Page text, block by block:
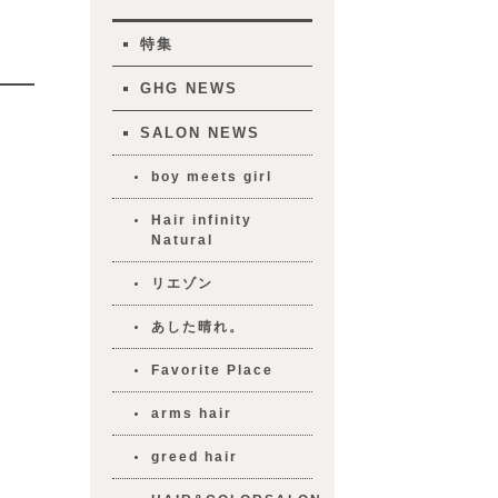
特集
GHG NEWS
SALON NEWS
boy meets girl
Hair infinity
Natural
リエゾン
あした晴れ。
Favorite Place
arms hair
greed hair